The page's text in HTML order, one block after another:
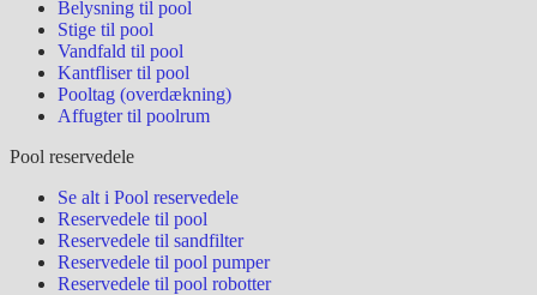
Belysning til pool
Stige til pool
Vandfald til pool
Kantfliser til pool
Pooltag (overdækning)
Affugter til poolrum
Pool reservedele
Se alt i Pool reservedele
Reservedele til pool
Reservedele til sandfilter
Reservedele til pool pumper
Reservedele til pool robotter